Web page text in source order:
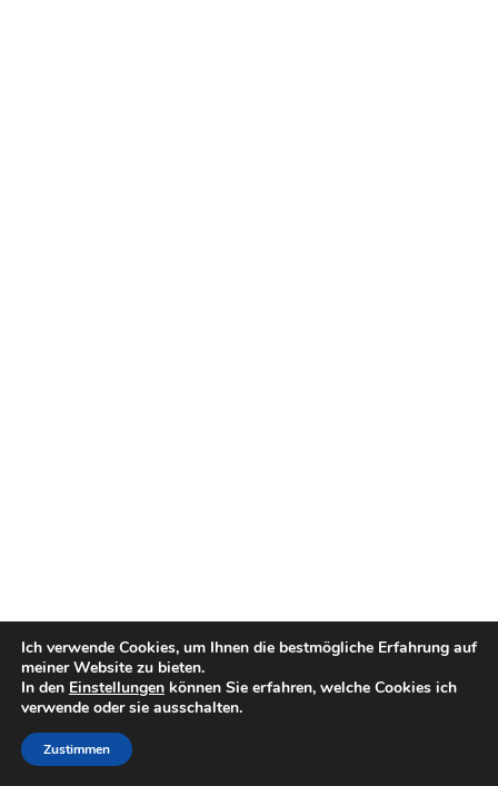
Ich verwende Cookies, um Ihnen die bestmögliche Erfahrung auf
meiner Website zu bieten.
In den Einstellungen können Sie erfahren, welche Cookies ich
verwende oder sie ausschalten.
Zustimmen